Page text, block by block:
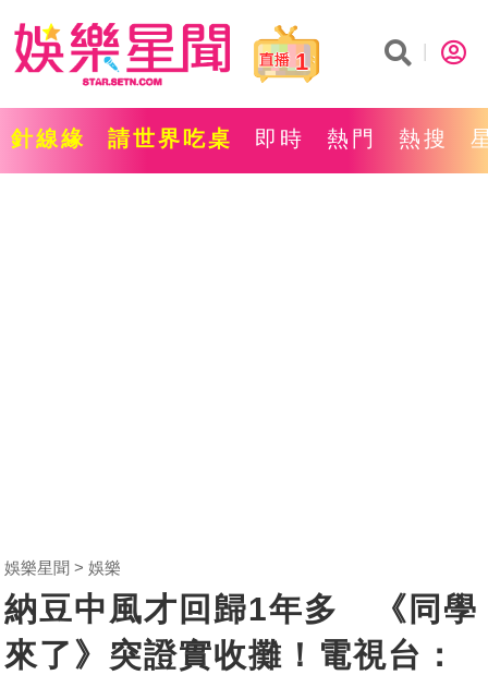
1
針線緣 請世界吃桌 即時 熱門 熱搜
娛樂星聞 娛樂
納豆中風才回歸1年多 《同學
來了》突證實收攤！電視台：